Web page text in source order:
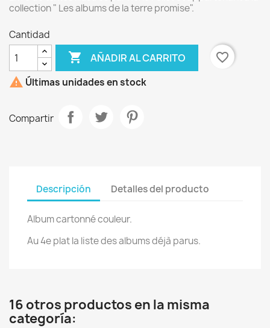
collection " Les albums de la terre promise".
Cantidad
 AÑADIR AL CARRITO
favorite_border
 Últimas unidades en stock
Compartir
Descripción Detalles del producto
Album cartonné couleur.
Au 4e plat la liste des albums déjà parus.
16 otros productos en la misma
categoría: